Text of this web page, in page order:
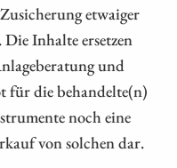
etwaiger
Inhalte ersetzen
und
für die behandelte(n)
noch eine
von solchen dar.